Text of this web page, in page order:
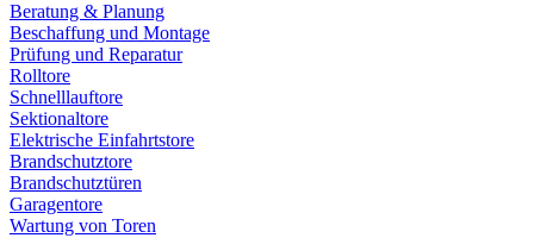
Beratung & Planung
Beschaffung und Montage
Prüfung und Reparatur
Rolltore
Schnelllauftore
Sektionaltore
Elektrische Einfahrtstore
Brandschutztore
Brandschutztüren
Garagentore
Wartung von Toren